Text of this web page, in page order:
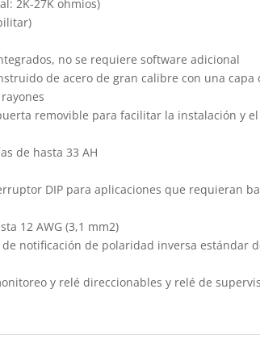
2K-27K ohmios)
no se requiere software adicional
de acero de gran calibre con una capa
removible para facilitar la instalación y el
de hasta 33 AH
DIP para aplicaciones que requieran
12 AWG (3,1 mm2)
notificación de polaridad inversa estándar
y relé direccionables y relé de